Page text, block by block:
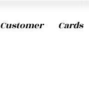
Customer Cards